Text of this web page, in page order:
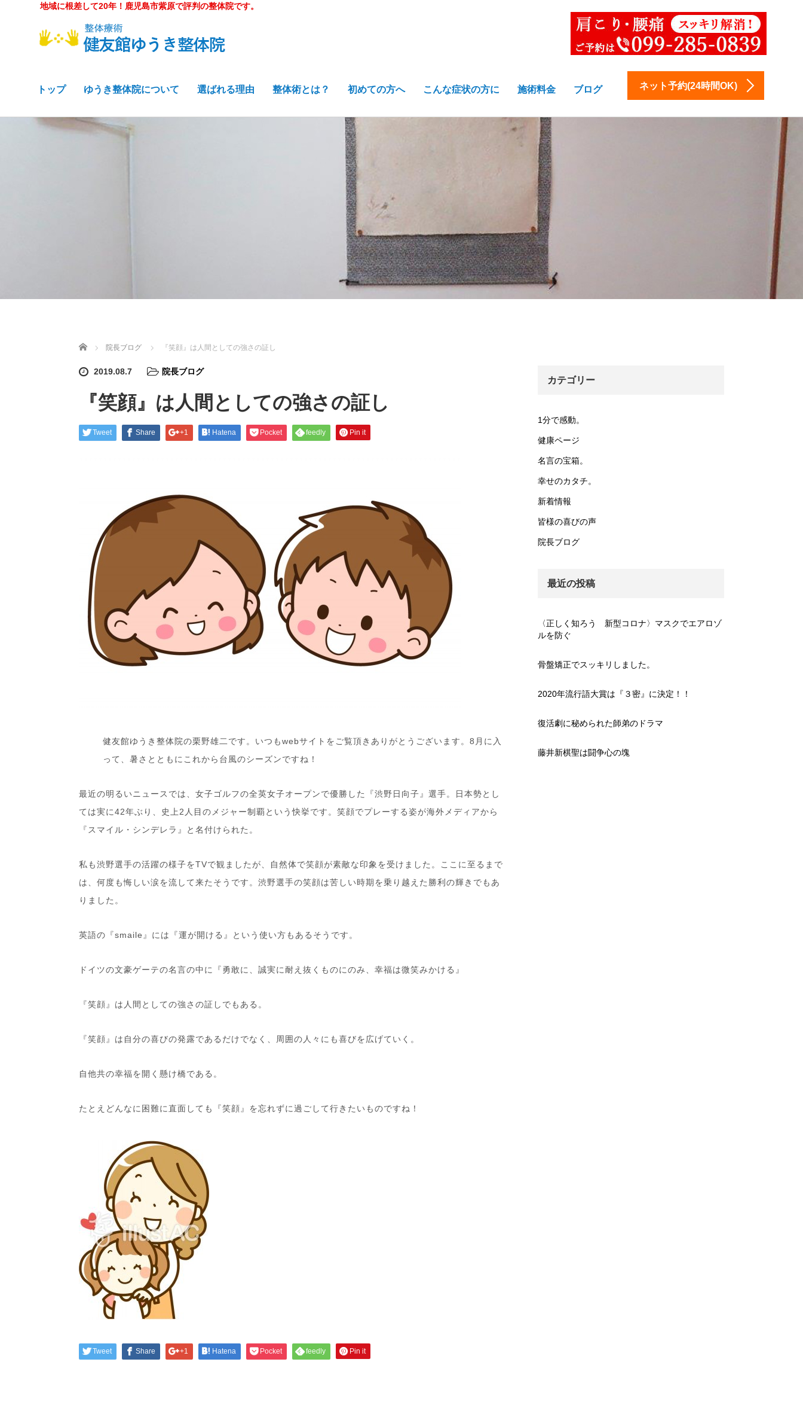
地域に根差して20年！鹿児島市紫原で評判の整体院です。
トップ ゆうき整体院について 選ばれる理由 整体術とは？ 初めての方へ こんな症状の方に 施術料金 ブログ ネット予約(24時間OK)
ホーム 院長ブログ 『笑顔』は人間としての強さの証し
2019.08.7 院長ブログ
『笑顔』は人間としての強さの証し
Tweet Share +1 Hatena Pocket feedly Pin it
健友館ゆうき整体院の栗野雄二です。いつもwebサイトをご覧頂きありがとうございます。8月に入
って、暑さとともにこれから台風のシーズンですね！
最近の明るいニュースでは、女子ゴルフの全英女子オープンで優勝した『渋野日向子』選手。日本勢とし
ては実に42年ぶり、史上2人目のメジャー制覇という快挙です。笑顔でプレーする姿が海外メディアから
『スマイル・シンデレラ』と名付けられた。
私も渋野選手の活躍の様子をTVで観ましたが、自然体で笑顔が素敵な印象を受けました。ここに至るまで
は、何度も悔しい涙を流して来たそうです。渋野選手の笑顔は苦しい時期を乗り越えた勝利の輝きでもあ
りました。
英語の『smaile』には『運が開ける』という使い方もあるそうです。
ドイツの文豪ゲーテの名言の中に『勇敢に、誠実に耐え抜くものにのみ、幸福は微笑みかける』
『笑顔』は人間としての強さの証しでもある。
『笑顔』は自分の喜びの発露であるだけでなく、周囲の人々にも喜びを広げていく。
自他共の幸福を開く懸け橋である。
たとえどんなに困難に直面しても『笑顔』を忘れずに過ごして行きたいものですね！
Tweet Share +1 Hatena Pocket feedly Pin it
カテゴリー
1分で感動。
健康ページ
名言の宝箱。
幸せのカタチ。
新着情報
皆様の喜びの声
院長ブログ
最近の投稿
〈正しく知ろう 新型コロナ〉マスクでエアロゾ
ルを防ぐ
骨盤矯正でスッキリしました。
2020年流行語大賞は『３密』に決定！！
復活劇に秘められた師弟のドラマ
藤井新棋聖は闘争心の塊